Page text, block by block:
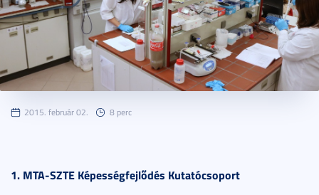
2015. február 02. 8 perc
1. MTA-SZTE Képességfejlődés Kutatócsoport